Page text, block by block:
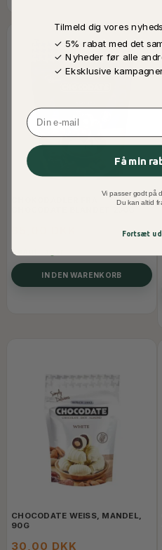
IN DEN WARENKORB
CHOCODATE WEISS, MANDEL, 9
0G
30,00 DKK
Tilmeld dig vores
✓ 5% rabat med det
✓ Nyheder før alle
✓ Eksklusive
Email
Få min
Vi passer godt på
Du kan altid
Fortsæt